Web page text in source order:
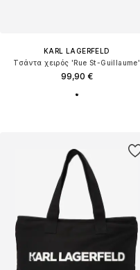
KARL LAGERFELD
Τσάντα χειρός 'Rue St-Guillaume'
99,90 €